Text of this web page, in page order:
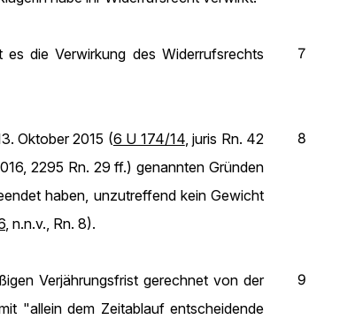
7
die Verwirkung des Widerrufsrechts
8
Oktober 2015 (6 U 174/14, juris Rn. 42
2295 Rn. 29 ff.) genannten Gründen
haben, unzutreffend kein Gewicht
, n.n.v., Rn. 8).
9
Verjährungsfrist gerechnet von der
"allein dem Zeitablauf entscheidende